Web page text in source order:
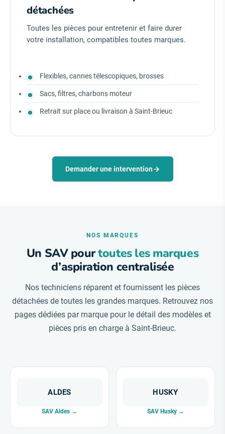
détachées
Toutes les pièces pour entretenir et faire durer
votre installation, compatibles toutes marques.
Flexibles, cannes télescopiques, brosses
Sacs, filtres, charbons moteur
Retrait sur place ou livraison à Saint-Brieuc
Demander une intervention
NOS MARQUES
Un SAV pourtoutes les marques
d’aspiration centralisée
Nos techniciens réparent et fournissent les pièces
détachées de toutes les grandes marques. Retrouvez nos
pages dédiées par marque pour le détail des modèles et
pièces pris en charge à Saint-Brieuc.
ALDES
SAV Aldes →
HUSKY
SAV Husky →